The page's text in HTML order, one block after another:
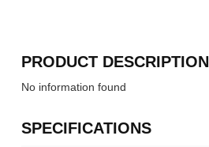
PRODUCT DESCRIPTION
No information found
SPECIFICATIONS